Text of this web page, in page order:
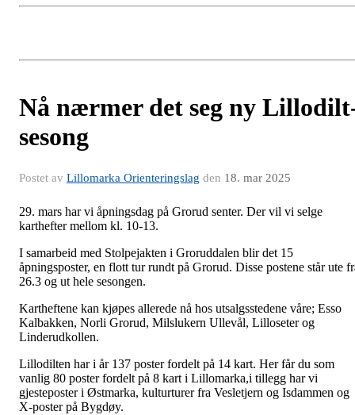
Nå nærmer det seg ny
sesong
Postet av Lillomarka Orienteringslag den 18. mar 2025
29. mars har vi åpningsdag på Grorud senter. Der vil vi selge
karthefter mellom kl. 10-13.
I samarbeid med Stolpejakten i Groruddalen blir det 15
åpningsposter, en flott tur rundt på Grorud. Disse postene står ute
26.3 og ut hele sesongen.
Kartheftene kan kjøpes allerede nå hos utsalgsstedene våre; Esso
Kalbakken, Norli Grorud, Milslukern Ullevål, Lilloseter og
Linderudkollen.
Lillodilten har i år 137 poster fordelt på 14 kart. Her får du som
vanlig 80 poster fordelt på 8 kart i Lillomarka,i tillegg har vi
gjesteposter i Østmarka, kulturturer fra Vesletjern og Isdammen og
X-poster på Bygdøy.